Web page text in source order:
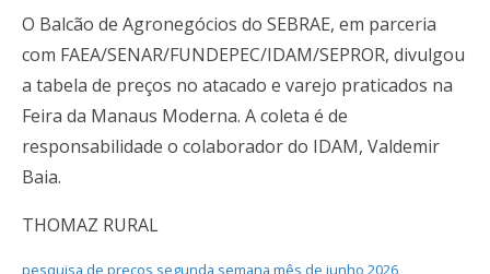
O Balcão de Agronegócios do SEBRAE, em parceria
com FAEA/SENAR/FUNDEPEC/IDAM/SEPROR, divulgou
a tabela de preços no atacado e varejo praticados na
Feira da Manaus Moderna. A coleta é de
responsabilidade o colaborador do IDAM, Valdemir
Baia.
THOMAZ RURAL